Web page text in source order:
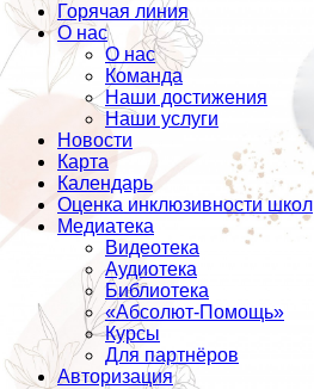
Горячая линия
О нас
О нас
Команда
Наши достижения
Наши услуги
Новости
Карта
Календарь
Оценка инклюзивности школ
Медиатека
Видеотека
Аудиотека
Библиотека
«Абсолют-Помощь»
Курсы
Для партнёров
Авторизация